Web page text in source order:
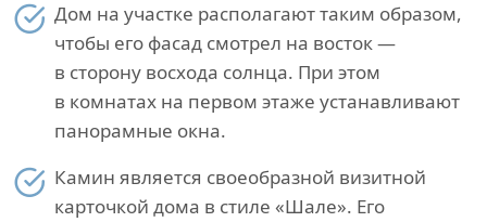
Дом на участке располагают таким образом,
чтобы его фасад смотрел на восток —
в сторону восхода солнца. При этом
в комнатах на первом этаже устанавливают
панорамные окна.
Камин является своеобразной визитной
карточкой дома в стиле «Шале». Его